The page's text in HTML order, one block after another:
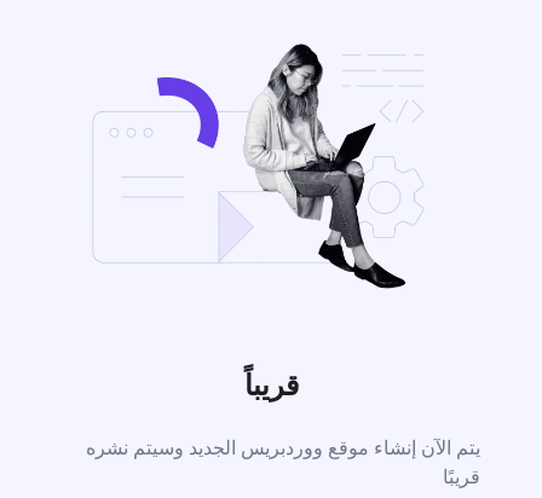
قريباً
يتم الآن إنشاء موقع ووردبريس الجديد وسيتم نشره
قريبًا